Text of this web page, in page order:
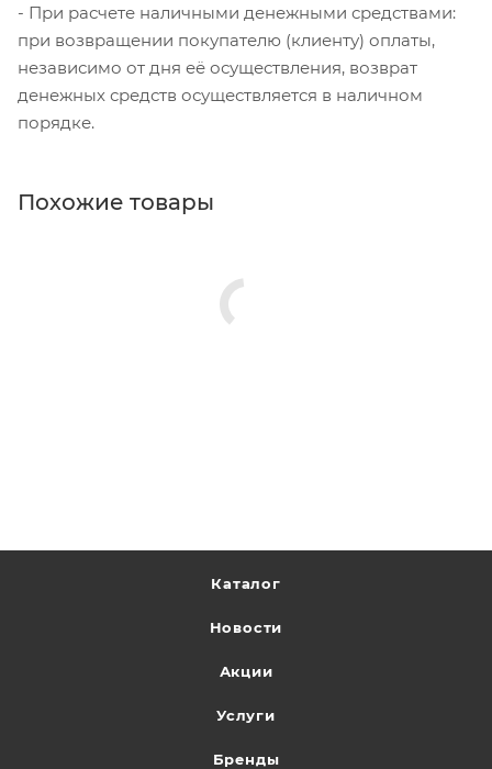
- При расчете наличными денежными средствами:
при возвращении покупателю (клиенту) оплаты,
независимо от дня её осуществления, возврат
денежных средств осуществляется в наличном
порядке.
Похожие товары
Каталог
Новости
Акции
Услуги
Бренды